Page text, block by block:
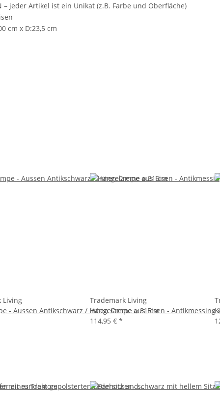
– jeder Artikel ist ein Unikat (z.B. Farbe und Oberfläche)
cm x D:23,5 cm
Living
- Aussen Antikschwarz / Innen Creme ⌀ 31 cm
Trademark Living
Hängelampe aus Eisen - Antikmessing
114,95 € *